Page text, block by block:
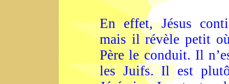
En effet, Jésus
mais il révèle petit
Père le conduit. Il
les Juifs. Il est